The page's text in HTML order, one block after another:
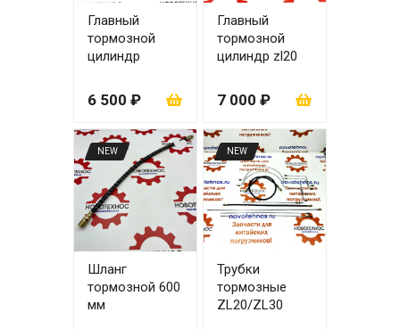
Главный
тормозной
цилиндр
6 500 ₽
Главный
тормозной
цилиндр zl20
7 000 ₽
NEW
Шланг
тормозной 600
мм
NEW
Трубки
тормозные
ZL20/ZL30